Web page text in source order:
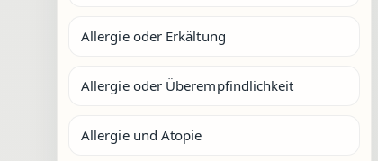
Allergie oder Erkältung
Allergie oder Überempfindlichkeit
Allergie und Atopie